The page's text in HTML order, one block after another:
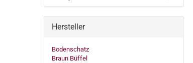
Hersteller
Bodenschatz
Braun Büffel